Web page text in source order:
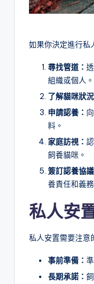
如果你決定進行私
尋找管道：
組織或個人。
了解貓咪狀況
申請認養：
料。
家庭訪視：
飼養貓咪。
簽訂認養協議
養責任和義務
私人安
私人安置需要注意
事前準備：
長期承諾：